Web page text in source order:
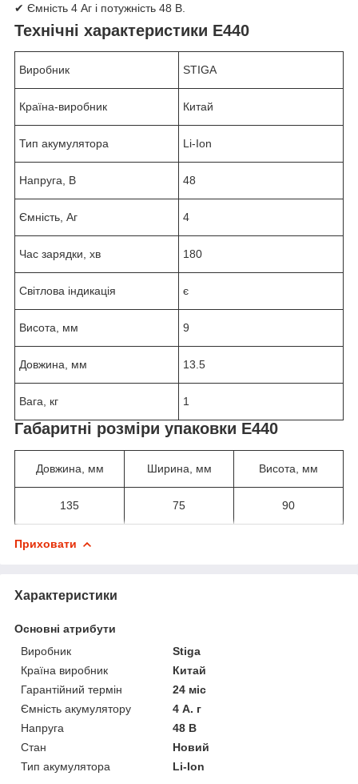
✔ Ємність 4 Аг і потужність 48 В.
Технічні характеристики E440
Виробник STIGA
Країна-виробник Китай
Тип акумулятора Li-Ion
Напруга, В 48
Ємність, Аг 4
Час зарядки, хв 180
Світлова індикація є
Висота, мм 9
Довжина, мм 13.5
Вага, кг 1
Габаритні розміри упаковки E440
Довжина, мм Ширина, мм Висота, мм
135 75 90
Приховати
Характеристики
Основні атрибути
Виробник
Stiga
Країна виробник
Китай
Гарантійний термін
24 міс
Ємність акумулятору
4 А. г
Напруга
48 В
Стан
Новий
Тип акумулятора
Li-Ion